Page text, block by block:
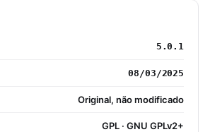
5.0.1
08/03/2025
Original, não modificado
GPL · GNU GPLv2+